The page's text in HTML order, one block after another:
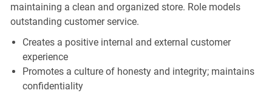
maintaining a clean and organized store. Role models
outstanding customer service.
Creates a positive internal and external customer
experience
Promotes a culture of honesty and integrity; maintains
confidentiality